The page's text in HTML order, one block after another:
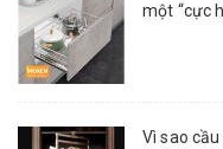
một “cực
Vì sao